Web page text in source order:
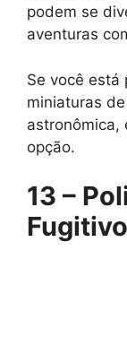
podem se
aventuras
Se você está
miniaturas
astronômica,
opção.
13 –